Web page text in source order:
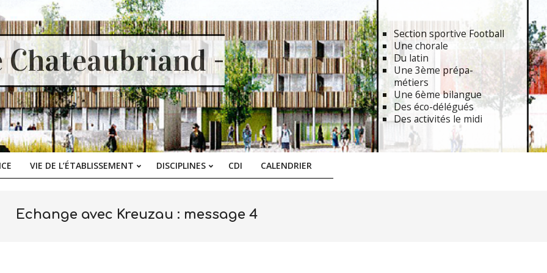
Chateaubriand -
Section sportive Football
Une chorale
Du latin
Une 3ème prépa-
métiers
Une 6ème bilangue
Des éco-délégués
Des activités le midi
Primary
VIE DE L’ÉTABLISSEMENT DISCIPLINES CDI CALENDRIER
Echange avec Kreuzau : message 4